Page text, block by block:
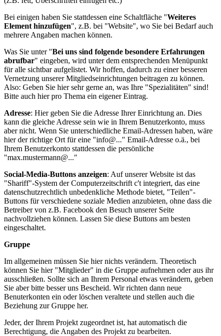
Bei einigen haben Sie stattdessen eine Schaltfläche "Weiteres
Element hinzufügen", z.B. bei "Website", wo Sie bei Bedarf auch
mehrere Angaben machen können.
Was Sie unter "Bei uns sind folgende besondere Erfahrungen
abrufbar" eingeben, wird unter dem entsprechenden Menüpunkt
für alle sichtbar aufgelistet. Wir hoffen, dadurch zu einer besseren
Vernetzung unserer Mitgliedseinrichtungen beitragen zu können.
Also: Geben Sie hier sehr gerne an, was Ihre "Spezialitäten" sind!
Bitte auch hier pro Thema ein eigener Eintrag.
Adresse: Hier geben Sie die Adresse Ihrer Einrichtung an. Dies
kann die gleiche Adresse sein wie in Ihrem Benutzerkonto, muss
aber nicht. Wenn Sie unterschiedliche Email-Adressen haben, wäre
hier der richtige Ort für eine "info@..." Email-Adresse o.ä., bei
Ihrem Benutzerkonto stattdessen die persönliche
"max.mustermann@..."
Social-Media-Buttons anzeigen: Auf unserer Website ist das
"Shariff"-System der Computerzeitschrift c't integriert, das eine
datenschutzrechtlich unbedenkliche Methode bietet, "Teilen"-
Buttons für verschiedene soziale Medien anzubieten, ohne dass die
Betreiber von z.B. Facebook den Besuch unserer Seite
nachvollziehen können. Lassen Sie diese Buttons am besten
eingeschaltet.
Gruppe
Im allgemeinen müssen Sie hier nichts verändern. Theoretisch
können Sie hier "Mitglieder" in die Gruppe aufnehmen oder aus ihr
ausschließen. Sollte sich an Ihrem Personal etwas verändern, geben
Sie aber bitte besser uns Bescheid. Wir richten dann neue
Benuterkonten ein oder löschen veraltete und stellen auch die
Beziehung zur Gruppe her.
Jeder, der Ihrem Projekt zugeordnet ist, hat automatisch die
Berechtigung, die Angaben des Projekt zu bearbeiten.